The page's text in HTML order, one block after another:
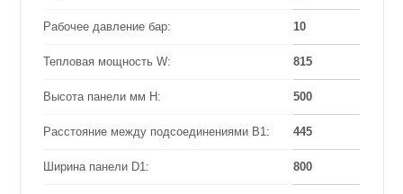
Рабочее давление бар: 10
Тепловая мощность W: 815
Высота панели мм Н: 500
Расстояние между подсоединениями B1: 445
Ширина панели D1: 800